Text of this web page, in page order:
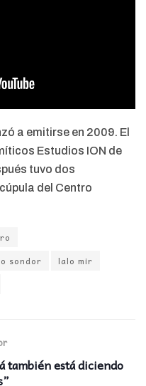
a emitirse en 2009. El
Estudios ION de
tuvo dos
del Centro
sondor
lalo mir
también está diciendo